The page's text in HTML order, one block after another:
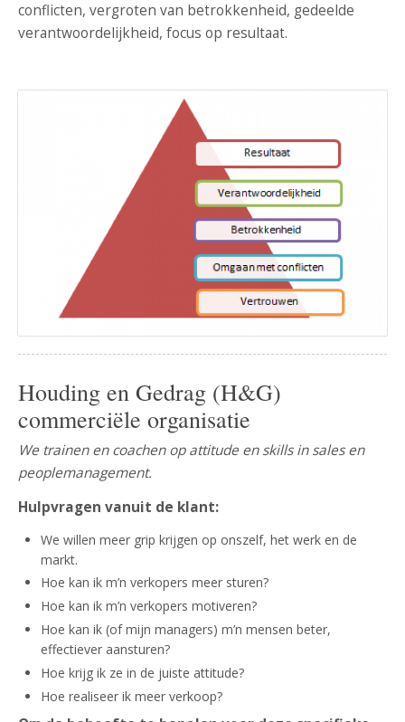
conflicten, vergroten van betrokkenheid, gedeelde
verantwoordelijkheid, focus op resultaat.
Houding en Gedrag (H&G)
commerciële organisatie
We trainen en coachen op attitude en skills in sales en
peoplemanagement.
Hulpvragen vanuit de klant:
We willen meer grip krijgen op onszelf, het werk en de
markt.
Hoe kan ik m’n verkopers meer sturen?
Hoe kan ik m’n verkopers motiveren?
Hoe kan ik (of mijn managers) m’n mensen beter,
effectiever aansturen?
Hoe krijg ik ze in de juiste attitude?
Hoe realiseer ik meer verkoop?